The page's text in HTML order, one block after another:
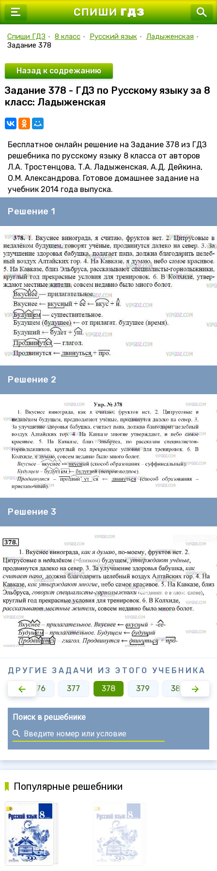
7 класс
9 класс
10 класс
11 класс
Спиши ГДЗ • 8 класс • Русский язык • Ладыженская •
Задание 378
Назад к содрежанию
Задание 378 - ГДЗ по Русскому языку за 8
класс: Ладыженская
Бесплатное онлайн решение на Задание 378 из ГДЗ
решебника по русскому языку 8 класса от авторов
Л.А. Тростенцова, Т.А. Ладыженская, А.Д. Дейкина,
О.М. Александрова. Готовое домашнее задание на
учебник 2014 года выпуска.
Решение 1
Решение 2
Решение 3
ДРУГИЕ ЗАДАЧИ ИЗ ЭТОГО УЧЕБНИКА
376 377 378 379 380
Поиск в решебнике
Популярные решебники